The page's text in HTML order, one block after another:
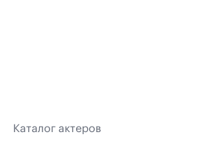
Каталог актеров